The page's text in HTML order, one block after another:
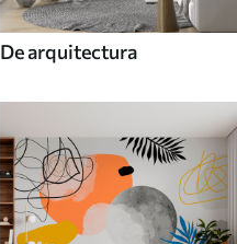
De arquitectura